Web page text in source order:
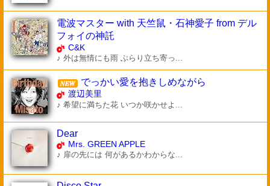
電波マスター with 天竺鼠・石神愛子 from デル
フォイの神託
C&K
♪ 外は無情にも雨 ぶらり立ち寄っ...
でっかい愛を抱きしめながら
渡辺美里
♪ 希望に満ちた花 いつか咲かせよ...
Dear
Mrs. GREEN APPLE
♪ 扉の先には 何があるかわからな...